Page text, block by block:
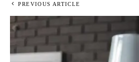
PREVIOUS ARTICLE